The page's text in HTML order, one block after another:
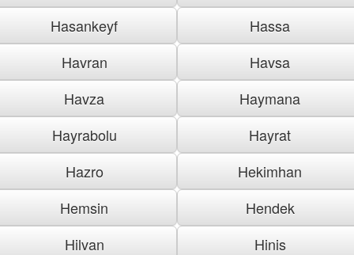
Hasankeyf
Hassa
Havran
Havsa
Havza
Haymana
Hayrabolu
Hayrat
Hazro
Hekimhan
Hemsin
Hendek
Hilvan
Hinis